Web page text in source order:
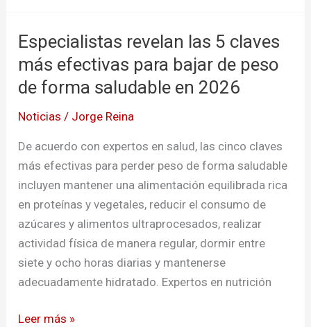
Especialistas revelan las 5 claves
más efectivas para bajar de peso
de forma saludable en 2026
Noticias / Jorge Reina
De acuerdo con expertos en salud, las cinco claves
más efectivas para perder peso de forma saludable
incluyen mantener una alimentación equilibrada rica
en proteínas y vegetales, reducir el consumo de
azúcares y alimentos ultraprocesados, realizar
actividad física de manera regular, dormir entre
siete y ocho horas diarias y mantenerse
adecuadamente hidratado. Expertos en nutrición
Especialistas
revelan
las
5
claves
bajar
forma
Leer más »